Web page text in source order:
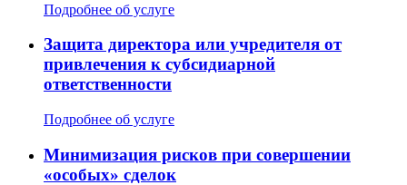
Подробнее об услуге
Защита директора или учредителя от
привлечения к субсидиарной
ответственности
Подробнее об услуге
Минимизация рисков при совершении
«особых» сделок